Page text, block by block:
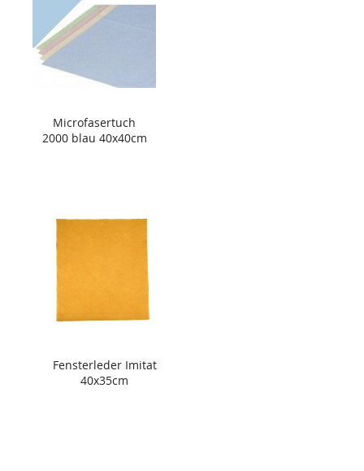
Microfasertuch
2000 blau 40x40cm
Fensterleder Imitat
40x35cm